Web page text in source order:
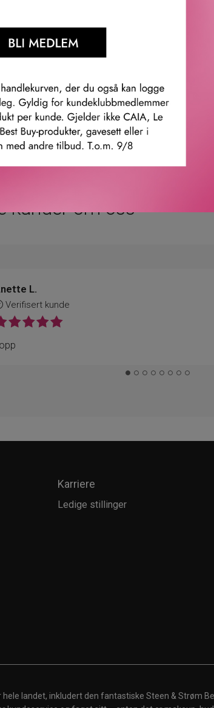
og marshmallow.
og musk.
kunder om oss
L.
Verifisert kunde
Karriere
Ledige stillinger
landet, inkludert den fantastiske Steen & Strøm